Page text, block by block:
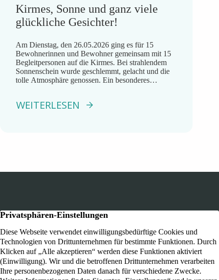
Kirmes, Sonne und ganz viele
glückliche Gesichter!
Am Dienstag, den 26.05.2026 ging es für 15
Bewohnerinnen und Bewohner gemeinsam mit 15
Begleitpersonen auf die Kirmes. Bei strahlendem
Sonnenschein wurde geschlemmt, gelacht und die
tolle Atmosphäre genossen. Ein besonderes
zum allerersten Mal in ihrem Leben in einem
WEITERLESEN
Kontakt
Lessingstrasse 6 – 8
47608 Geldern
Rufen Sie uns an!
+49 2831 4341